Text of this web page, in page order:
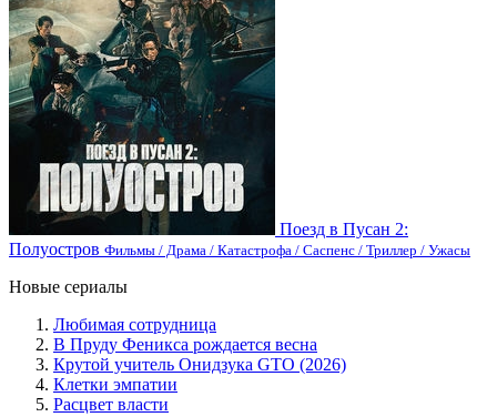
Поезд в Пусан 2:
Полуостров Фильмы / Драма / Катастрофа / Саспенс / Триллер / Ужасы
Новые сериалы
Любимая сотрудница
В Пруду Феникса рождается весна
Крутой учитель Онидзука GTO (2026)
Клетки эмпатии
Расцвет власти